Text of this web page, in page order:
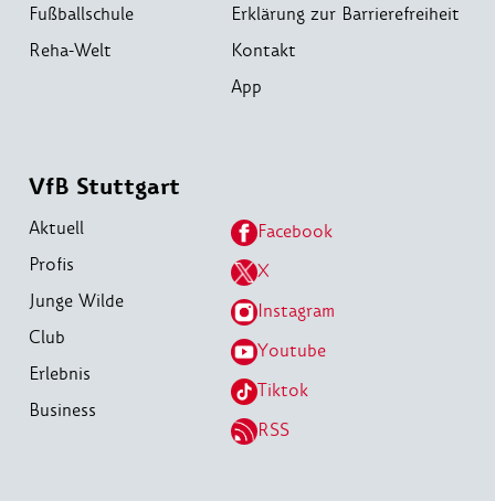
Fußballschule
Reha-Welt
Erklärung zur Barrierefreiheit
Kontakt
App
VfB Stuttgart
Aktuell
Profis
Junge Wilde
Club
Erlebnis
Business
Facebook
X
Instagram
Youtube
Tiktok
RSS